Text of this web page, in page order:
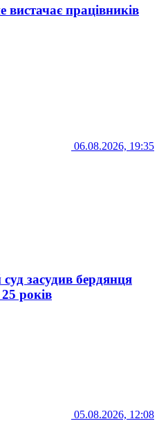
працівників
06.08.2026, 19:35
засудив бердянця
років
05.08.2026, 12:08